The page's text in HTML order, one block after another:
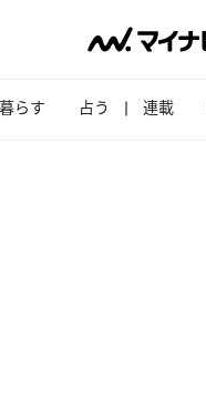
暮らす 占う 連載